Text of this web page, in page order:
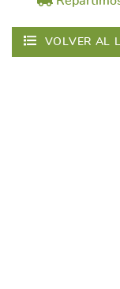
VOLVER AL